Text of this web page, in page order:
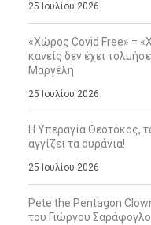
25 Ιουλίου 2026
«Χώρος Covid Free» =
κανείς δεν έχει
Μαργέλη
25 Ιουλίου 2026
Η Υπεραγία Θεοτόκος,
αγγίζει τα ουράνια!
25 Ιουλίου 2026
Pete the Pentagon
του Γιώργου